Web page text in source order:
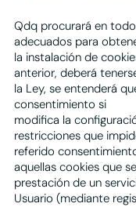
Qdq procurará en
adecuados para
la instalación de
anterior, deberá
la Ley, se entenderá
consentimiento si
modifica la
restricciones que
referido
aquellas cookies que
prestación de un
Usuario (mediante